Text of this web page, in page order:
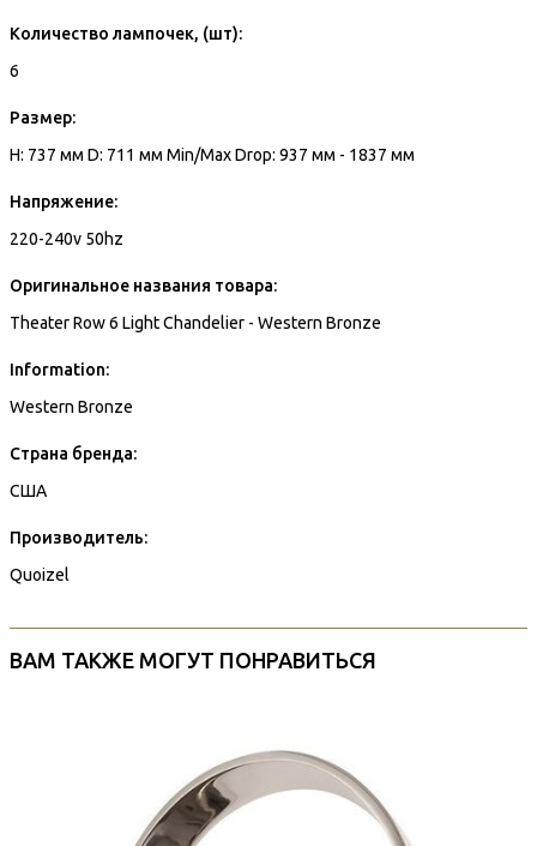
Количество лампочек, (шт):
6
Размер:
H: 737 мм D: 711 мм Min/Max Drop: 937 мм - 1837 мм
Напряжение:
220-240v 50hz
Оригинальное названия товара:
Theater Row 6 Light Chandelier - Western Bronze
Information:
Western Bronze
Страна бренда:
США
Производитель:
Quoizel
ВАМ ТАКЖЕ МОГУТ ПОНРАВИТЬСЯ